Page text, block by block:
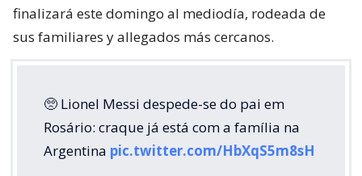
finalizará este domingo al mediodía, rodeada de
sus familiares y allegados más cercanos.
🥺 Lionel Messi despede-se do pai em
Rosário: craque já está com a família na
Argentina pic.twitter.com/HbXqS5m8sH